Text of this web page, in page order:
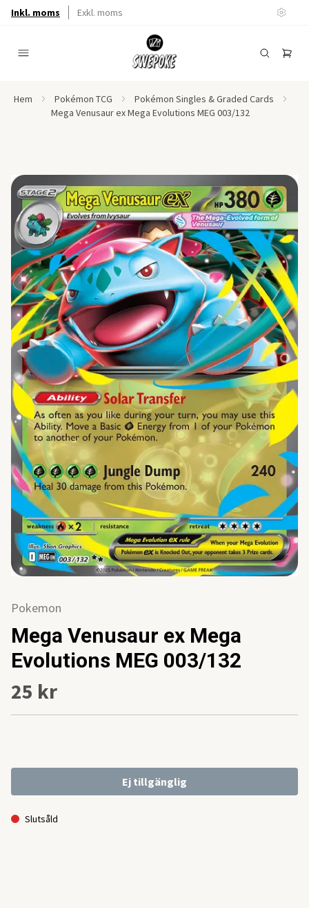
Inkl. moms Exkl. moms
Hem Pokémon TCG
Pokémon Singles & Graded Cards
Mega Venusaur ex Mega Evolutions MEG 003/132
Pokemon
Mega Venusaur ex Mega
Evolutions MEG 003/132
25 kr
Ej tillgänglig
Slutsåld